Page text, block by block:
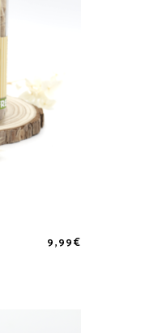
9,99€